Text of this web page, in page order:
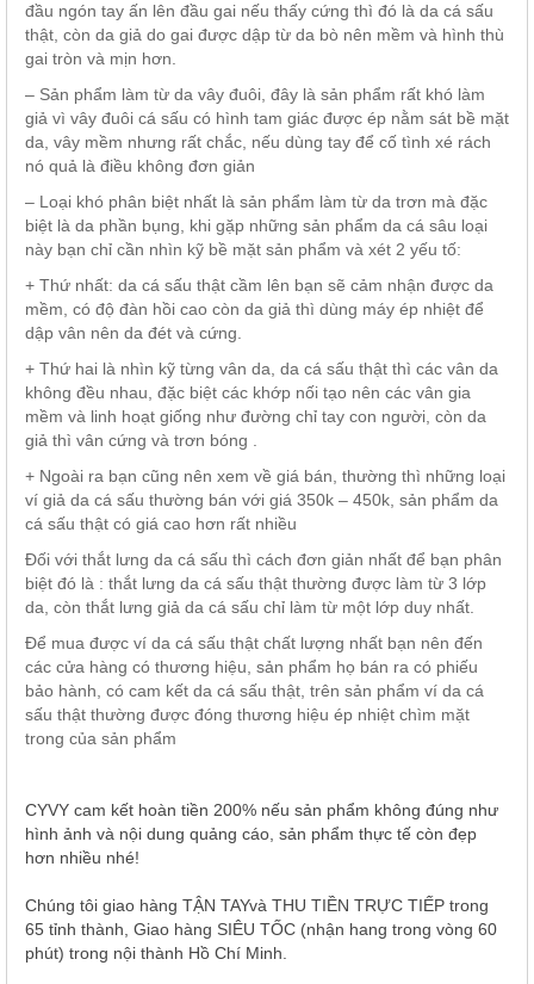
đầu ngón tay ấn lên đầu gai nếu thấy cứng thì đó là da cá sấu
thật, còn da giả do gai được dập từ da bò nên mềm và hình thù
gai tròn và mịn hơn.
– Sản phẩm làm từ da vây đuôi, đây là sản phẩm rất khó làm
giả vì vây đuôi cá sấu có hình tam giác được ép nằm sát bề mặt
da, vây mềm nhưng rất chắc, nếu dùng tay để cố tình xé rách
nó quả là điều không đơn giản
– Loại khó phân biệt nhất là sản phẩm làm từ da trơn mà đặc
biệt là da phần bụng, khi gặp những sản phẩm da cá sâu loại
này bạn chỉ cần nhìn kỹ bề mặt sản phẩm và xét 2 yếu tố:
+ Thứ nhất: da cá sấu thật cầm lên bạn sẽ cảm nhận được da
mềm, có độ đàn hồi cao còn da giả thì dùng máy ép nhiệt để
dập vân nên da đét và cứng.
+ Thứ hai là nhìn kỹ từng vân da, da cá sấu thật thì các vân da
không đều nhau, đặc biệt các khớp nối tạo nên các vân gia
mềm và linh hoạt giống như đường chỉ tay con người, còn da
giả thì vân cứng và trơn bóng .
+ Ngoài ra bạn cũng nên xem về giá bán, thường thì những loại
ví giả da cá sấu thường bán với giá 350k – 450k, sản phẩm da
cá sấu thật có giá cao hơn rất nhiều
Đối với thắt lưng da cá sấu thì cách đơn giản nhất để bạn phân
biệt đó là : thắt lưng da cá sấu thật thường được làm từ 3 lớp
da, còn thắt lưng giả da cá sấu chỉ làm từ một lớp duy nhất.
Để mua được ví da cá sấu thật chất lượng nhất bạn nên đến
các cửa hàng có thương hiệu, sản phẩm họ bán ra có phiếu
bảo hành, có cam kết da cá sấu thật, trên sản phẩm ví da cá
sấu thật thường được đóng thương hiệu ép nhiệt chìm mặt
trong của sản phẩm
CYVY cam kết hoàn tiền 200% nếu sản phẩm không đúng như
hình ảnh và nội dung quảng cáo, sản phẩm thực tế còn đẹp
hơn nhiều nhé!
Chúng tôi giao hàng TẬN TAYvà THU TIỀN TRỰC TIẾP trong
65 tỉnh thành, Giao hàng SIÊU TỐC (nhận hang trong vòng 60
phút) trong nội thành Hồ Chí Minh.